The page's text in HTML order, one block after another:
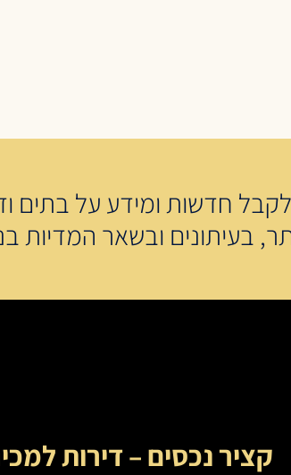
לקבל חדשות ומידע על בתים
בעיתונים ובשאר המדיות
קציר נכסים – דירות